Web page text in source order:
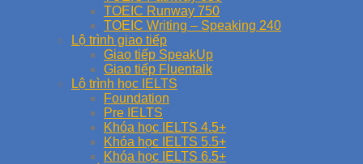
TOEIC Runway 750
TOEIC Writing – Speaking 240
Lộ trình giao tiếp
Giao tiếp SpeakUp
Giao tiếp Fluentalk
Lộ trình học IELTS
Foundation
Pre IELTS
Khóa học IELTS 4.5+
Khóa học IELTS 5.5+
Khóa học IELTS 6.5+